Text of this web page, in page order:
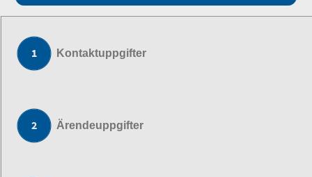
Kontaktuppgifter
Ärendeuppgifter